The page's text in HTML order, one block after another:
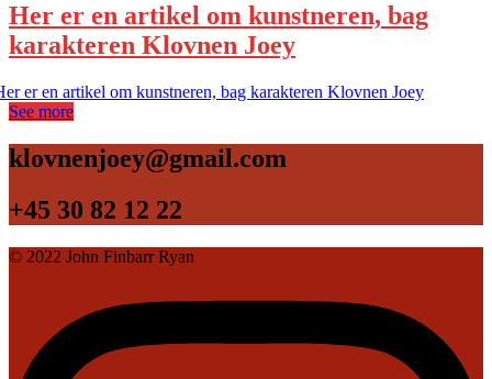
Her er en artikel om kunstneren, bag
karakteren Klovnen Joey
See more
klovnenjoey@gmail.com
+45 30 82 12 22
© 2022 John Finbarr Ryan